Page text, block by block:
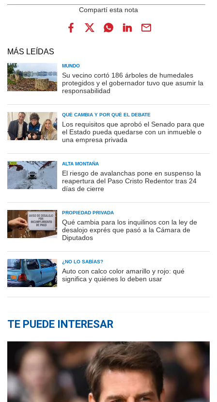
MÁS LEÍDAS
MUNDO
Su vecino cortó 186 árboles de humedales
protegidos y el gobernador tuvo que asumir la
responsabilidad
QUÉ CAMBIA Y POR QUÉ EL DEBATE
Los requisitos que aprobó el Senado para que
el Estado pueda quedarse con un inmueble o
una empresa privada
ALTA MONTAÑA
El riesgo de avalanchas pone en suspenso la
reapertura del Paso Cristo Redentor tras 24
días de cierre
PROPIEDAD PRIVADA
Qué cambia para los inquilinos con la ley de
desalojo exprés que pasó a la Cámara de
Diputados
¿NO LO SABÍAS?
Auto con calco color amarillo y rojo: qué
significa y quiénes lo deben usar
TE PUEDE INTERESAR